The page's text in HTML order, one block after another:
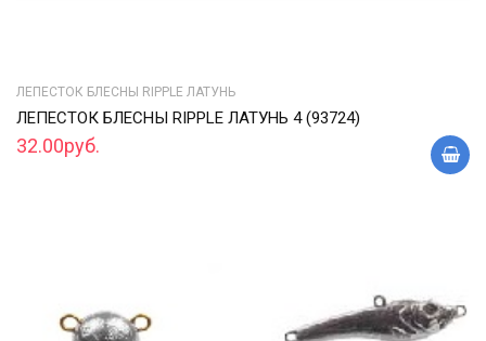
ЛЕПЕСТОК БЛЕСНЫ RIPPLE ЛАТУНЬ
ЛЕПЕСТОК БЛЕСНЫ RIPPLE ЛАТУНЬ 4 (93724)
32.00руб.